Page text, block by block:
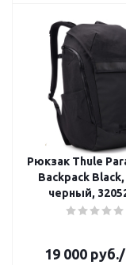
Рюкзак Thule
Backpack Black,
черный,
19 000 руб.